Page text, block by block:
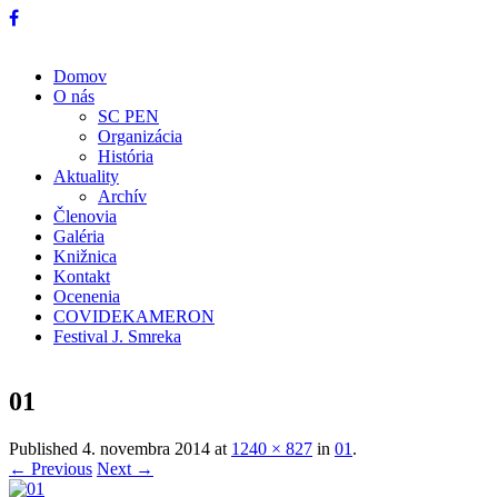
Domov
O nás
SC PEN
Organizácia
História
Aktuality
Archív
Členovia
Galéria
Knižnica
Kontakt
Ocenenia
COVIDEKAMERON
Festival J. Smreka
01
Published 4. novembra 2014 at 1240 × 827 in 01 .
← Previous Next →